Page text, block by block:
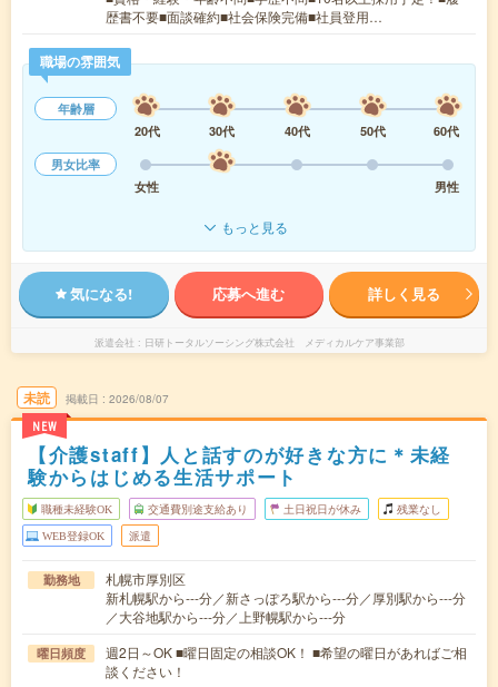
歴書不要■面談確約■社会保険完備■社員登用…
職場の雰囲気
年齢層
20代
30代 40代 50代
60代
男女比率
女性
男性
もっと見る
気になる! 応募へ進む 詳しく見る
派遣会社 日研トータルソーシング株式会社 メディカルケア事業部
未読
NEW
掲載日 2026/08/07
【介護staff】人と話すのが好きな方に＊未経
験からはじめる生活サポート
職種未経験OK 交通費別途支給あり 土日祝日が休み 残業なし
WEB登録OK 派遣
勤務地
札幌市厚別区
新札幌駅から---分／新さっぽろ駅から---分／厚別駅から---分
／大谷地駅から---分／上野幌駅から---分
曜日頻度
週2日～OK ■曜日固定の相談OK！ ■希望の曜日があればご相
談ください！